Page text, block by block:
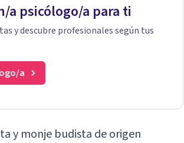
a psicólogo/a para ti
y descubre profesionales según tus
a
y monje budista de origen